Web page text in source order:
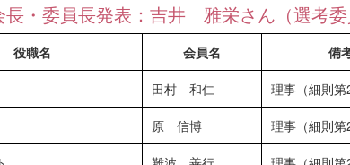
長・委員長発表：吉井 雅栄さん（選考委
役職名 会員名 備
田村 和仁 理事（細則第
原 信博 理事（細則第